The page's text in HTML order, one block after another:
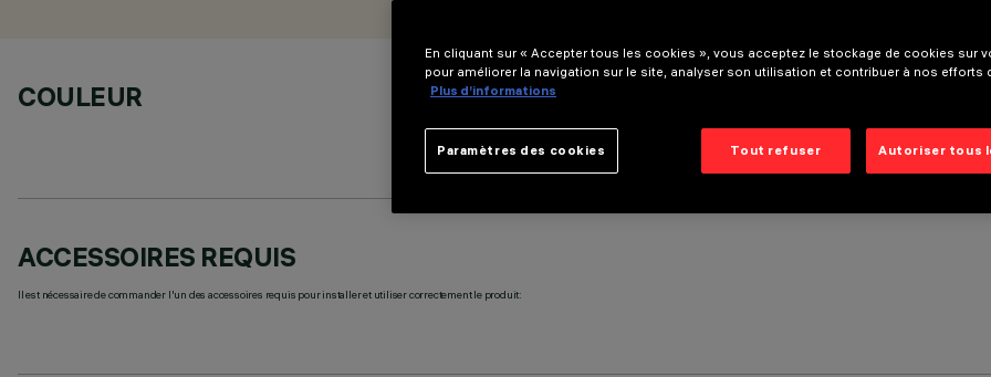
COULEUR
ACCESSOIRES REQUIS
Il est nécessaire de commander l'un des accessoires requis pour installer et utiliser correctement le produit:
En cliquant sur « Accepter tous les cookies », vous acceptez le stockage de cookies sur
pour améliorer la navigation sur le site, analyser son utilisation et contribuer à nos efforts
Plus d’informations
Tout refuser Autoriser tous
Paramètres des cookies